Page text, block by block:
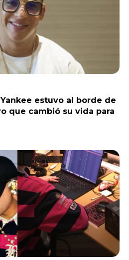
estuvo al borde de
que cambió su vida para